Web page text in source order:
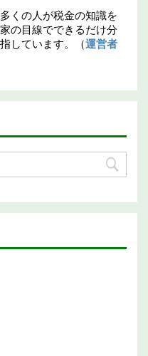
くの人が税金の知識を
の目線でできるだけ分
しています。（運営者